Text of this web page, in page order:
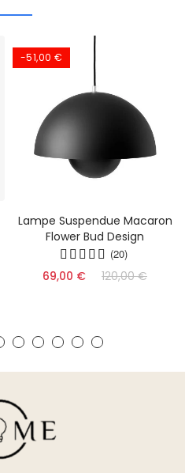
-51,00 €
Lampe Suspendue Macaron
Flower Bud Design
(20)
69,00 € 120,00 €